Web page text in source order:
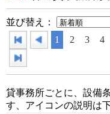
並び替え：
1
2 3 4
貸事務所ごとに、設備
す、アイコンの説明は